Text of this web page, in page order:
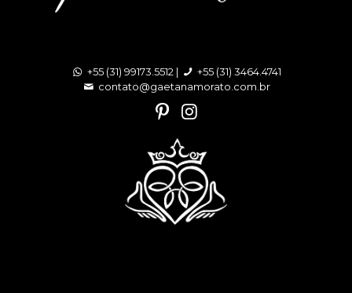
+55 (31) 99173.5512 |
+55 (31) 3464.4741
contato@gaetanamorato.com.br